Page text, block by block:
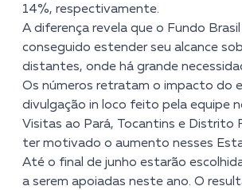
14%, respectivamente.
A diferença revela que o Fundo
conseguido estender seu alcance
distantes, onde há grande
Os números retratam o impacto do
divulgação in loco feito pela equipe
Visitas ao Pará, Tocantins e Distrito
ter motivado o aumento nesses
Até o final de junho estarão
a serem apoiadas neste ano. O